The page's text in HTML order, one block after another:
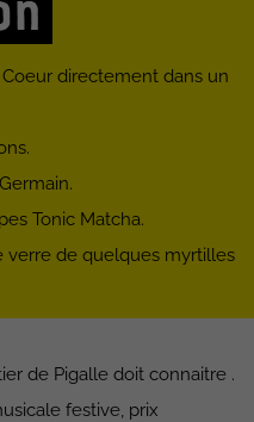
directement dans un
Tonic Matcha.
de quelques myrtilles
de Pigalle doit connaitre .
festive, prix